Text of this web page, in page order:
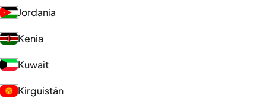
Jordania
Kenia
Kuwait
Kirguistán